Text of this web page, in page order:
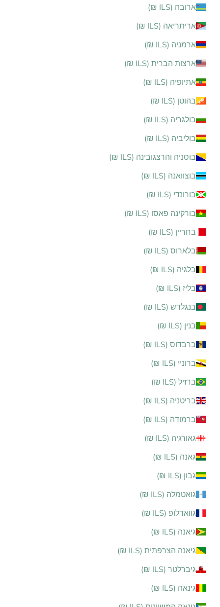
ארובה (ILS ₪)
אריתריאה (ILS ₪)
ארמניה (ILS ₪)
ארצות הברית (ILS ₪)
אתיופיה (ILS ₪)
בהוטן (ILS ₪)
בולגריה (ILS ₪)
בוליביה (ILS ₪)
בוסניה והרצגובינה (ILS ₪)
בוצוואנה (ILS ₪)
בורונדי (ILS ₪)
בורקינה פאסו (ILS ₪)
בחריין (ILS ₪)
בלארוס (ILS ₪)
בלגיה (ILS ₪)
בליז (ILS ₪)
בנגלדש (ILS ₪)
בנין (ILS ₪)
ברבדוס (ILS ₪)
ברוניי (ILS ₪)
ברזיל (ILS ₪)
בריטניה (ILS ₪)
ברמודה (ILS ₪)
גאורגיה (ILS ₪)
גאנה (ILS ₪)
גבון (ILS ₪)
גואטמלה (ILS ₪)
גוואדלופ (ILS ₪)
גיאנה (ILS ₪)
גיאנה הצרפתית (ILS ₪)
גיברלטר (ILS ₪)
גינאה (ILS ₪)